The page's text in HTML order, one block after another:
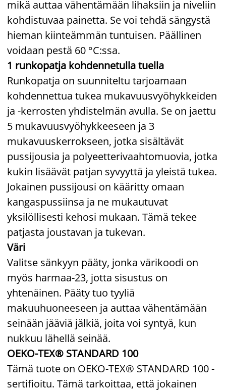
mikä auttaa vähentämään lihaksiin ja niveliin
kohdistuvaa painetta. Se voi tehdä sängystä
hieman kiinteämmän tuntuisen. Päällinen
voidaan pestä 60 °C:ssa.
1 runkopatja kohdennetulla tuella
Runkopatja on suunniteltu tarjoamaan
kohdennettua tukea mukavuusvyöhykkeiden
ja -kerrosten yhdistelmän avulla. Se on jaettu
5 mukavuusvyöhykkeeseen ja 3
mukavuuskerrokseen, jotka sisältävät
pussijousia ja polyeetterivaahtomuovia, jotka
kukin lisäävät patjan syvyyttä ja yleistä tukea.
Jokainen pussijousi on kääritty omaan
kangaspussiinsa ja ne mukautuvat
yksilöllisesti kehosi mukaan. Tämä tekee
patjasta joustavan ja tukevan.
Väri
Valitse sänkyyn pääty, jonka värikoodi on
myös harmaa-23, jotta sisustus on
yhtenäinen. Pääty tuo tyyliä
makuuhuoneeseen ja auttaa vähentämään
seinään jääviä jälkiä, joita voi syntyä, kun
nukkuu lähellä seinää.
OEKO-TEX® STANDARD 100
Tämä tuote on OEKO-TEX® STANDARD 100 -
sertifioitu. Tämä tarkoittaa, että jokainen